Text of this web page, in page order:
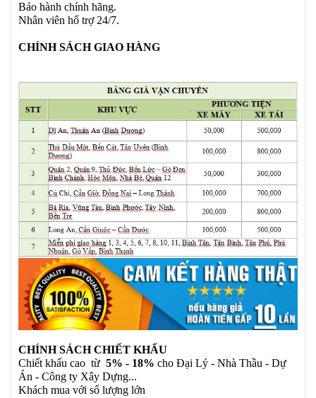
Bảo hành chính hãng.
Nhân viên hổ trợ 24/7.
CHÍNH SÁCH GIAO HÀNG
CHÍNH SÁCH CHIẾT KHẤU
Chiết khấu cao từ 5% - 18% cho Đại Lý - Nhà Thầu - Dự
Án - Công ty Xây Dựng...
Khách mua với số lượng lớn